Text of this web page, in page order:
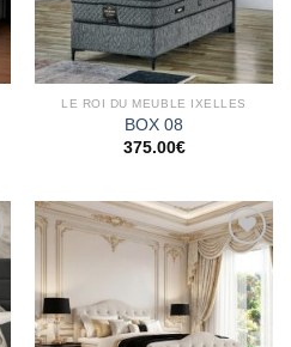
LE ROI DU MEUBLE IXELLES
BOX 08
375.00€
Ajouter
à la
wishlist